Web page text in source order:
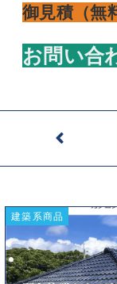
御見積（無
お問い合
建築系商品